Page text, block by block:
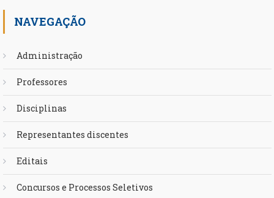
NAVEGAÇÃO
Administração
Professores
Disciplinas
Representantes discentes
Editais
Concursos e Processos Seletivos